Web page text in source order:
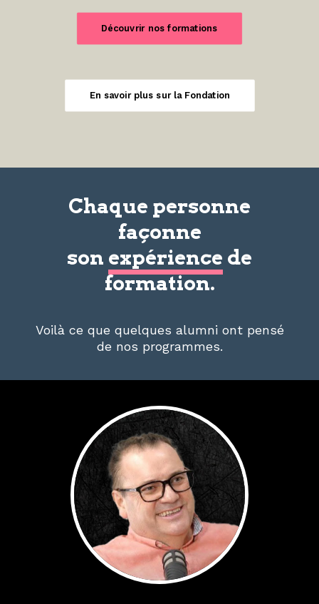
Découvrir nos formations
En savoir plus sur la Fondation
Chaque personne
façonne
son expérience de
formation.
Voilà ce que quelques alumni ont pensé
de nos programmes.